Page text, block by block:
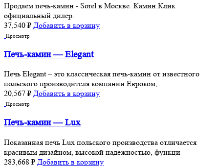
Продаем печь-камин - Sorel в Москве. Камин.Клик
официальный дилер.
37,540 ₽ Добавить в корзину
Просмотр
Печь-камин — Elegant
Печь Elegant – это классическая печь-камин от известного
польского производителя компании Евроком,
20,567 ₽ Добавить в корзину
Просмотр
Печь-камин — Lux
Показанная печь Lux польского производства отличается
красивым дизайном, высокой надежностью, функци
283,668 ₽ Добавить в корзину